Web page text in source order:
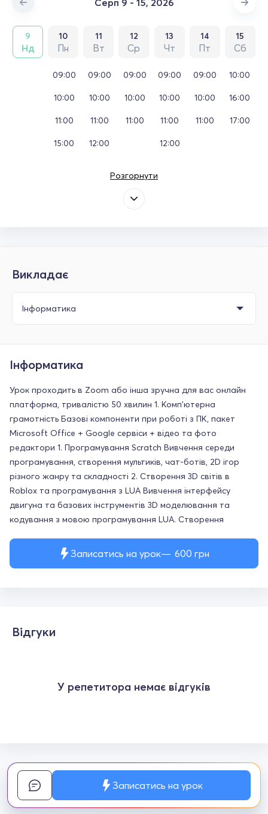
9
Нд
10
Пн
11
Вт
12
Ср
13
Чт
14
Пт
15
Сб
09:00
10:00
11:00
15:00
09:00
10:00
11:00
12:00
09:00
10:00
11:00
09:00
10:00
11:00
12:00
09:00
10:00
11:00
10:00
16:00
17:00
Розгорнути
Викладає
Записатись на урок 600 грн
Інформатика
Урок проходить в Zoom або інша зручна для вас онлайн
платформа, тривалістю 50 хвилин 1. Комп'ютерна
грамотність Базові компоненти при роботі з ПК, пакет
Microsoft Office + Google сервіси + відео та фото
редактори 1. Програмування Scratch Вивчення середи
програмування, створення мультиків, чат-ботів, 2D ігор
різного жанру та складності 2. Створення 3D світів в
Roblox та програмування з LUA Вивчення інтерфейсу
двигуна та базових інструментів 3D моделювання та
кодування з мовою програмування LUA. Створення
Відгуки
У репетитора немає відгуків
Записатись на урок